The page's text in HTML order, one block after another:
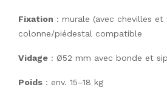
Fixation : murale (avec chevilles et
colonne/piédestal compatible
Vidage : Ø52 mm avec bonde et
Poids : env. 15–18 kg